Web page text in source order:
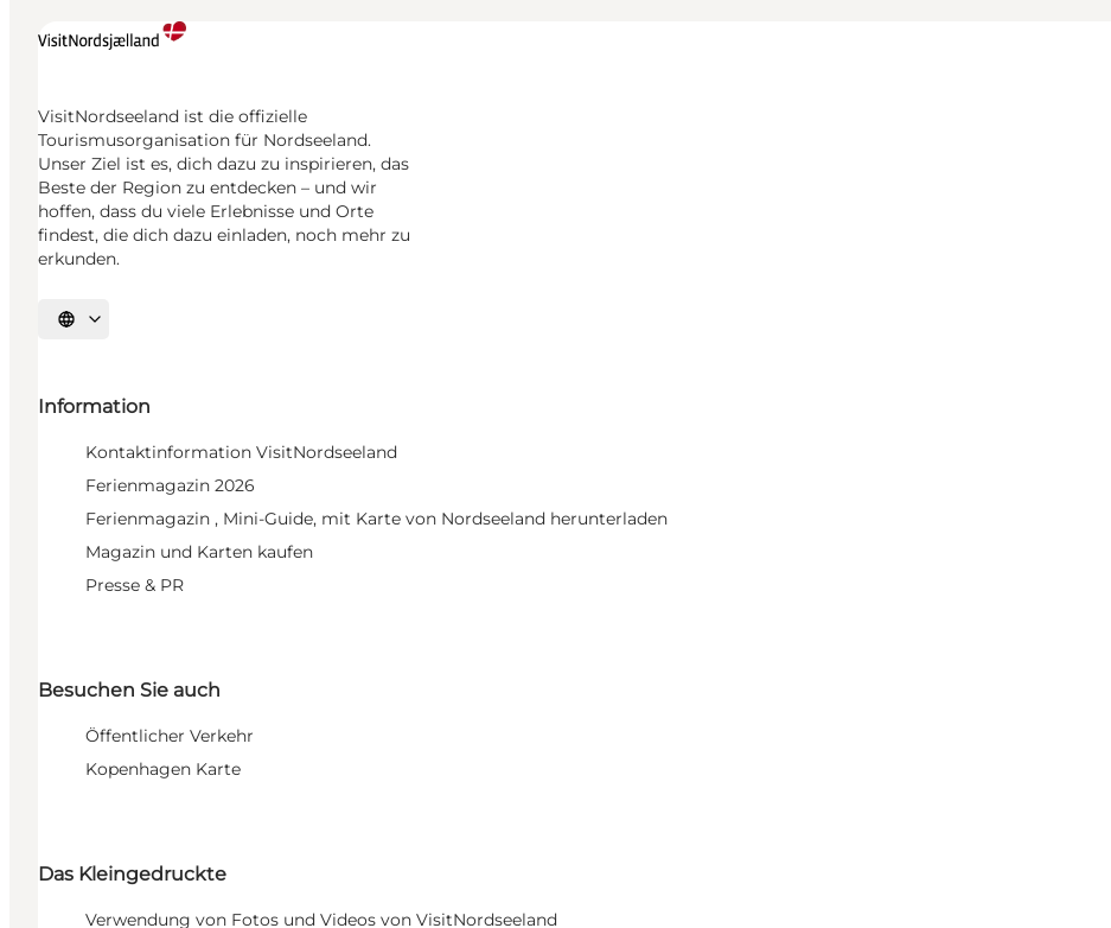
VisitNordseeland ist die offizielle
Tourismusorganisation für Nordseeland.
Unser Ziel ist es, dich dazu zu inspirieren, das
Beste der Region zu entdecken – und wir
hoffen, dass du viele Erlebnisse und Orte
findest, die dich dazu einladen, noch mehr zu
erkunden.
Sprache auswählen
Information
Kontaktinformation VisitNordseeland
Ferienmagazin 2026
Ferienmagazin , Mini-Guide, mit Karte von Nordseeland herunterladen
Magazin und Karten kaufen
Presse & PR
Besuchen Sie auch
Öffentlicher Verkehr
Kopenhagen Karte
Das Kleingedruckte
Verwendung von Fotos und Videos von VisitNordseeland